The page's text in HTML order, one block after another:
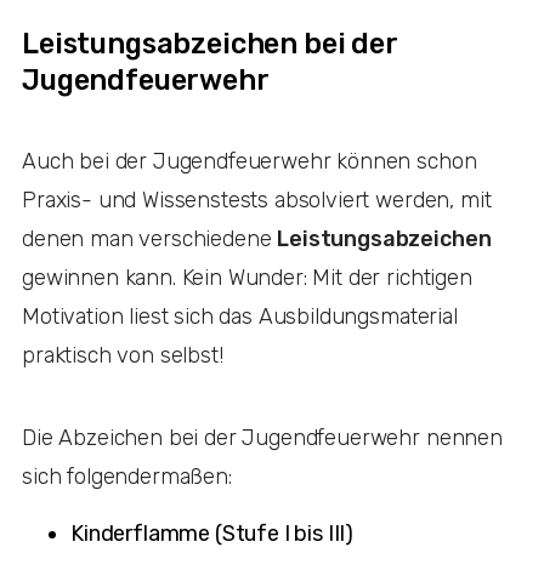
Leistungsabzeichen bei der
Jugendfeuerwehr
Auch bei der Jugendfeuerwehr können schon
Praxis- und Wissenstests absolviert werden, mit
denen man verschiedene Leistungsabzeichen
gewinnen kann. Kein Wunder: Mit der richtigen
Motivation liest sich das Ausbildungsmaterial
praktisch von selbst!
Die Abzeichen bei der Jugendfeuerwehr nennen
sich folgendermaßen:
Kinderflamme (Stufe I bis III)